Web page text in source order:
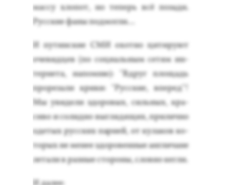
мас­су хло­пот, но те­перь всё по­зади.
Рус­ские фа­ны под­могли…
И пу­тин­ские СМИ охот­но ци­тиру­ют
оче­вид­цев (по со­ци­аль­ным се­тям ин­
терне­та, на­пом­ню): "Вдруг пло­щадь
про­реза­ли кри­ки: "Рус­ские, впе­ред"!
Мы уви­дели здо­ровых, силь­ных, кра­
сиво и со­лид­но выг­ля­дящих, при­лич­но
оде­тых рус­ских пар­ней, от ку­лаков ко­
торых не ме­нее здо­ровен­ные ан­гли­чане
ле­тали в раз­ные сто­роны, слов­но кег­ли.